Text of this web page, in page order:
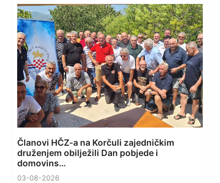
Članovi HČZ-a na Korčuli zajedničkim
druženjem obilježili Dan pobjede i
domovins…
03-08-2026